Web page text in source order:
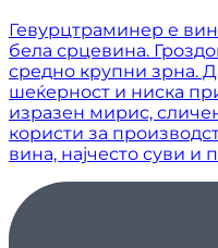
Гевурцтраминер е
бела срцевина.
средно крупни зрна.
шеќерност и ниска
изразен мирис,
користи за
вина, најчесто суви и